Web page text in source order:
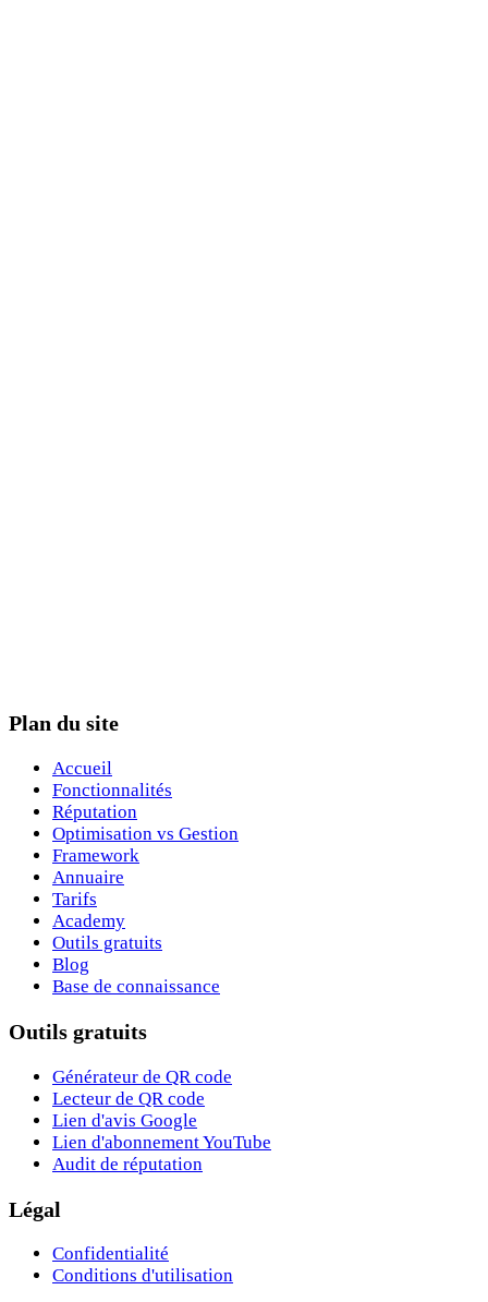
Plan du site
Accueil
Fonctionnalités
Réputation
Optimisation vs Gestion
Framework
Annuaire
Tarifs
Academy
Outils gratuits
Blog
Base de connaissance
Outils gratuits
Générateur de QR code
Lecteur de QR code
Lien d'avis Google
Lien d'abonnement YouTube
Audit de réputation
Légal
Confidentialité
Conditions d'utilisation